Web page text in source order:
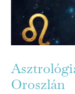
Oroszlán